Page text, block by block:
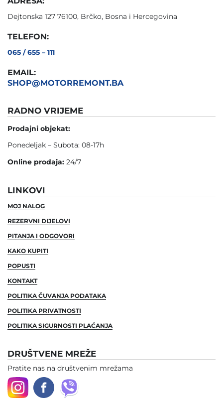
Dejtonska 127 76100, Brčko, Bosna i Hercegovina
TELEFON:
065 / 655 – 111
EMAIL:
SHOP@MOTORREMONT.BA
RADNO VRIJEME
Prodajni objekat:
Ponedeljak – Subota: 08-17h
Online prodaja: 24/7
LINKOVI
MOJ NALOG
REZERVNI DIJELOVI
PITANJA I ODGOVORI
KAKO KUPITI
POPUSTI
KONTAKT
POLITIKA ČUVANJA PODATAKA
POLITIKA PRIVATNOSTI
POLITIKA SIGURNOSTI PLAĆANJA
DRUŠTVENE MREŽE
Pratite nas na društvenim mrežama